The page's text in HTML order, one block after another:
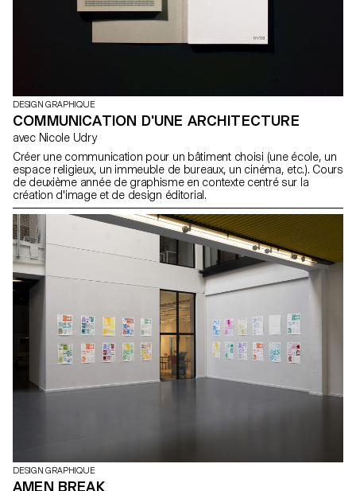
DESIGN GRAPHIQUE
COMMUNICATION D'UNE ARCHITECTURE
avec Nicole Udry
Créer une communication pour un bâtiment choisi (une école, un
espace religieux, un immeuble de bureaux, un cinéma, etc.). Cours
de deuxième année de graphisme en contexte centré sur la
création d'image et de design éditorial.
DESIGN GRAPHIQUE
AMEN BREAK